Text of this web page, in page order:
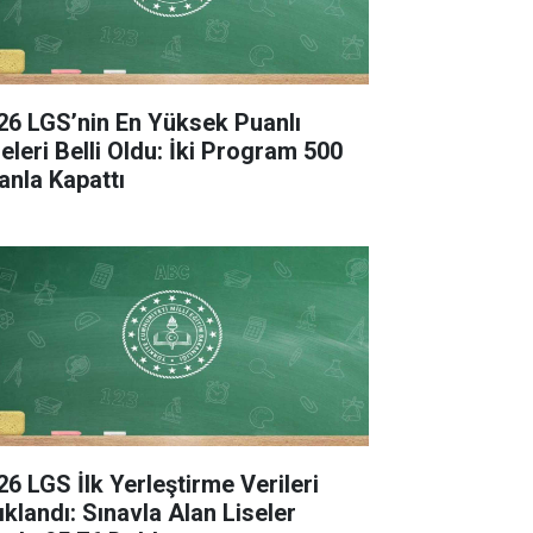
LGS’nin En Yüksek Puanlı
Belli Oldu: İki Program 500
Kapattı
LGS İlk Yerleştirme Verileri
Sınavla Alan Liseler